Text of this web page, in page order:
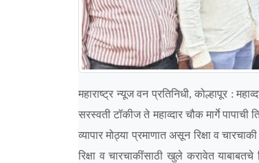
महाराष्ट्र न्यूज वन प्रतिनिधी, कोल्हापूर :
सरस्वती टॉकीज ते महाव्दार चौक मार्गे पापाची
व्यापार मोठ्या प्रमाणात असून रिक्षा व
रिक्षा व चारचाकींसाठी खुले करावेत